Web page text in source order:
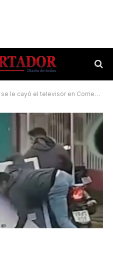
le cayó el televisor en Corrientes